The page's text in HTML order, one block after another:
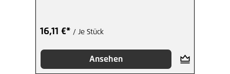
16,11 €* / Je Stück
Ansehen